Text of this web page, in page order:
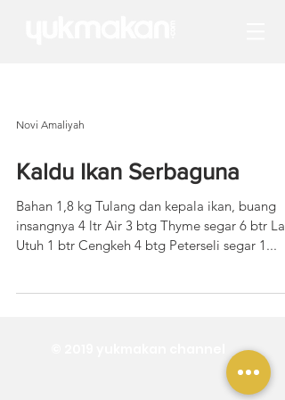
Novi Amaliyah
Kaldu Ikan Serbaguna
Bahan 1,8 kg Tulang dan kepala ikan, buang
insangnya 4 ltr Air 3 btg Thyme segar 6 btr
Utuh 1 btr Cengkeh 4 btg Peterseli segar 1...